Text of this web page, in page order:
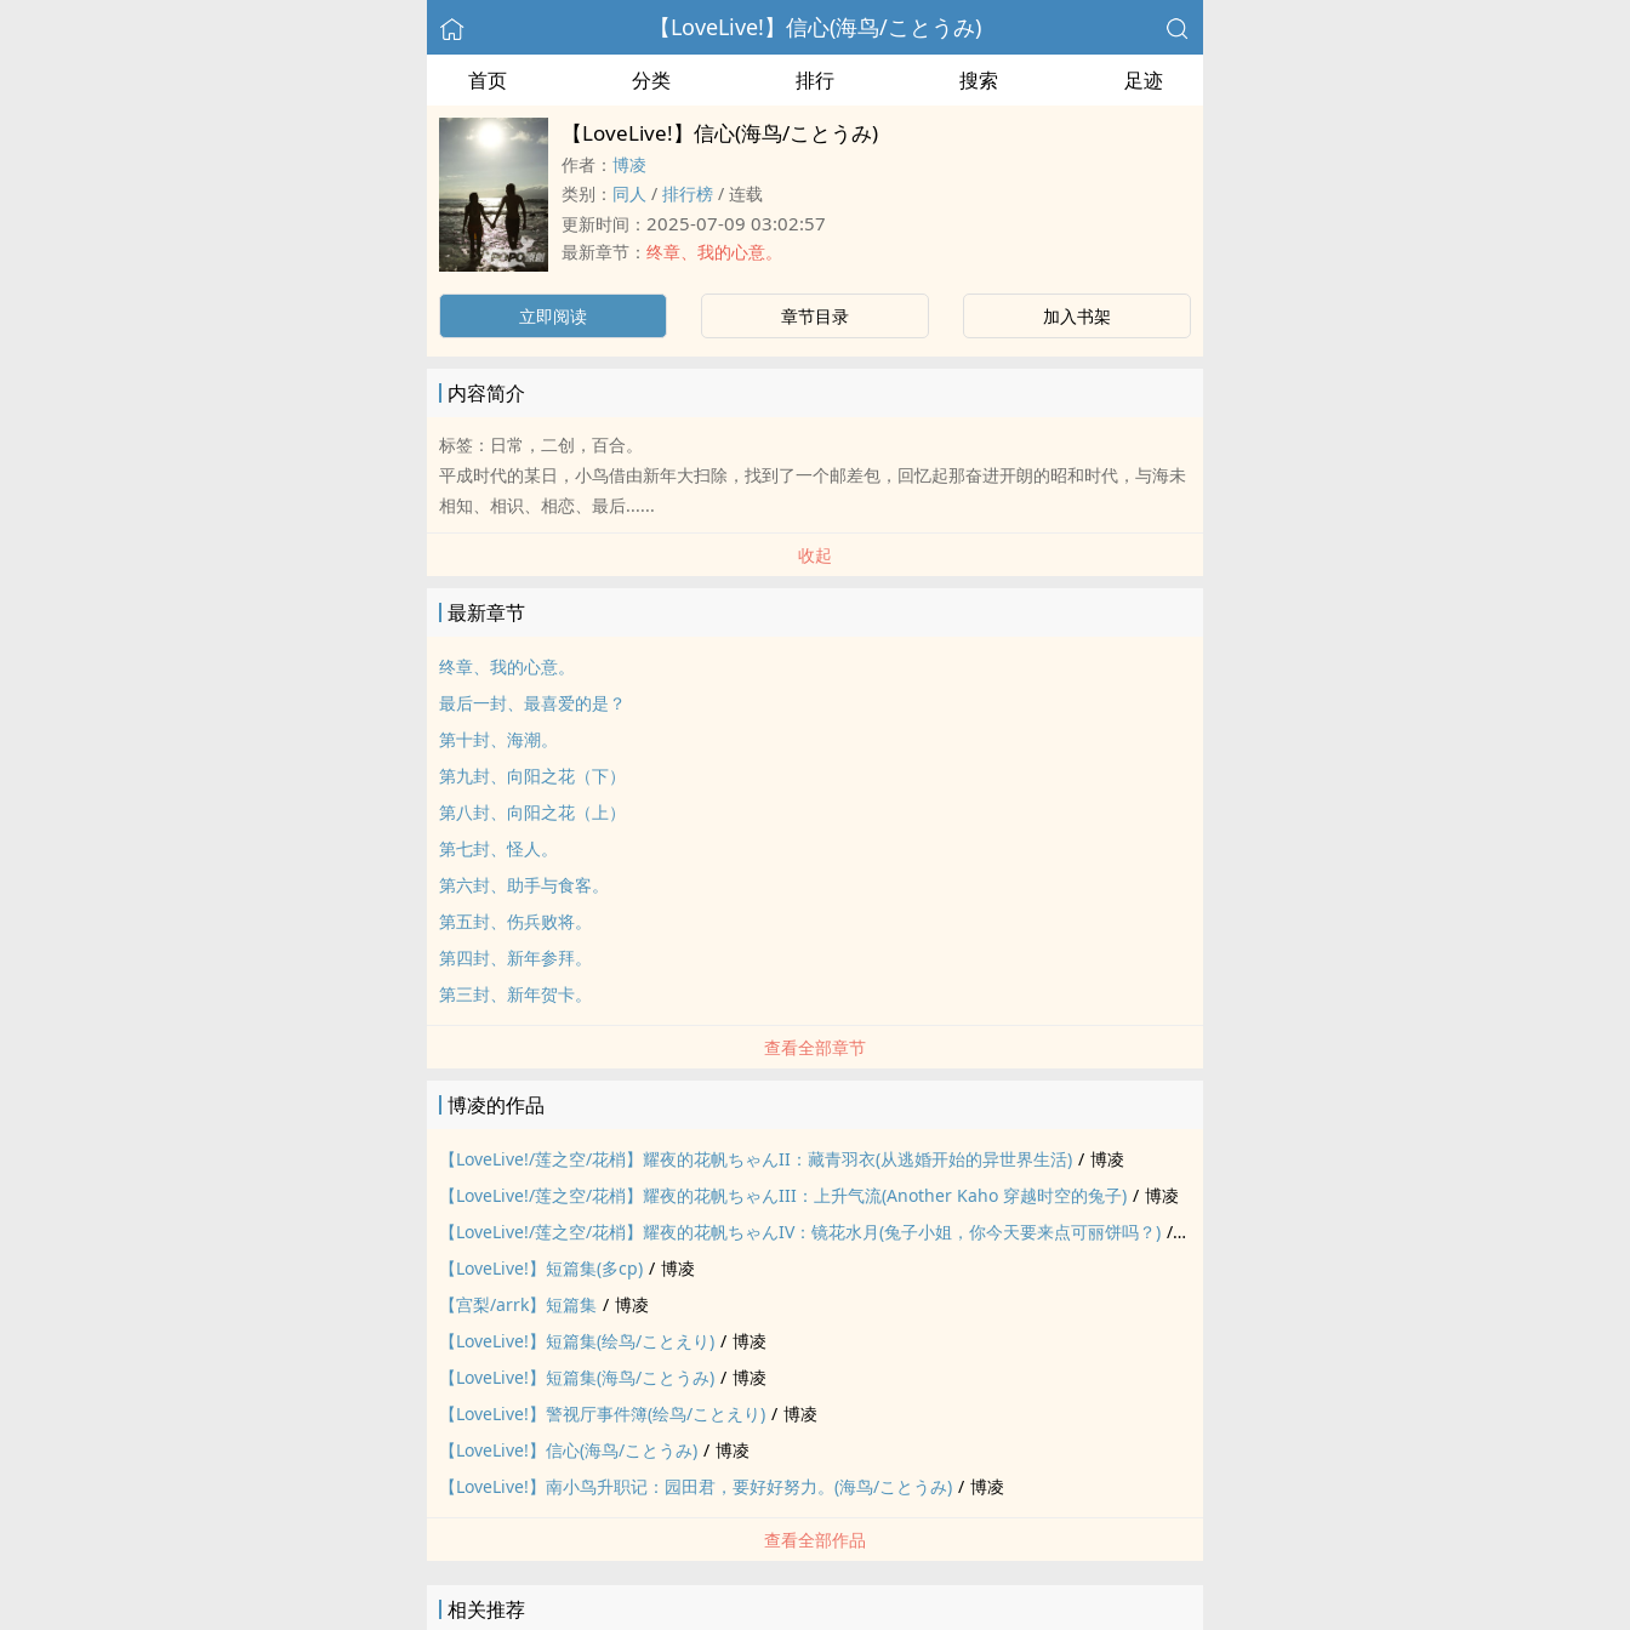
【LoveLive!】信心(海鸟/ことうみ)
首页 分类 排行 搜索 足迹
【LoveLive!】信心(海鸟/ことうみ)
作者： 博凌
类别： ‌‎‎同‌‎‎人‌‍‌ / 排行榜 / 连载
更新时间： 2025-07-09 03:02:57
最新章节： 终章、我的心意。
立即阅读 章节目录 加入书架
内容简介
标签：日常，二创，百合。
平成时代的某日，小鸟借由新年大扫除，找到了一个邮差包，回忆起那奋进开朗的昭和时代，与海未
相知、相识、相恋、最后......
收起
最新章节
终章、我的心意。
最后一封、最喜爱的是？
第十封、海潮。
第九封、向阳之花（下）
第八封、向阳之花（上）
第七封、怪人。
第六封、助手与食客。
第五封、伤兵败将。
第四封、新年参拜。
第三封、新年贺卡。
查看全部章节
博凌的作品
【LoveLive!/莲之空/花梢】耀夜的花帆ちゃんII：藏青羽衣(从逃婚开始的异世界生活) / 博凌
【LoveLive!/莲之空/花梢】耀夜的花帆ちゃんIII：上升气流(Another Kaho 穿越时空的兔子) / 博凌
【LoveLive!/莲之空/花梢】耀夜的花帆ちゃんIV：镜花水月(兔子小姐，你今天要来点可丽饼吗？) / 博凌
【LoveLive!】短篇集(多cp) / 博凌
【宫梨/arrk】短篇集 / 博凌
【LoveLive!】短篇集(绘鸟/ことえり) / 博凌
【LoveLive!】短篇集(海鸟/ことうみ) / 博凌
【LoveLive!】警视厅事件簿(绘鸟/ことえり) / 博凌
【LoveLive!】信心(海鸟/ことうみ) / 博凌
【LoveLive!】南小鸟升职记：园田君，要好好努力。(海鸟/ことうみ) / 博凌
查看全部作品
相关推荐